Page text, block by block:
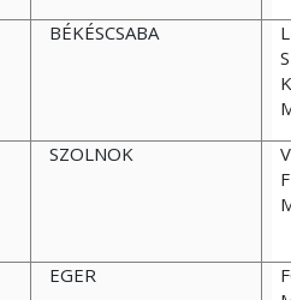
BÉKÉSCSABA
SZOLNOK
EGER